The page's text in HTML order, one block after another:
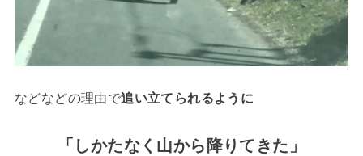
などなどの理由で追い立てられるように
「しかたなく山から降りてきた」